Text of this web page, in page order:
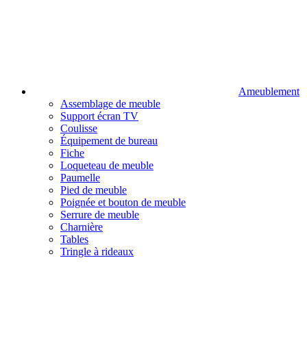
Ameublement
Assemblage de meuble
Support écran TV
Coulisse
Équipement de bureau
Fiche
Loqueteau de meuble
Paumelle
Pied de meuble
Poignée et bouton de meuble
Serrure de meuble
Charnière
Tables
Tringle à rideaux